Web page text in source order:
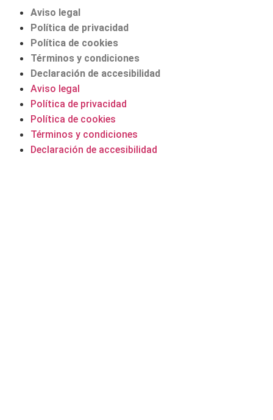
Aviso legal
Política de privacidad
Política de cookies
Términos y condiciones
Declaración de accesibilidad
Aviso legal
Política de privacidad
Política de cookies
Términos y condiciones
Declaración de accesibilidad